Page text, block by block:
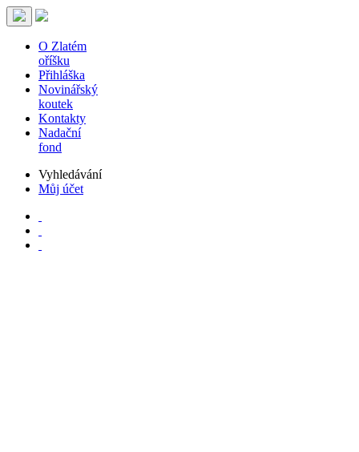
O Zlatém
oříšku
Přihláška
Novinářský
koutek
Kontakty
Nadační
fond
Vyhledávání
Můj účet